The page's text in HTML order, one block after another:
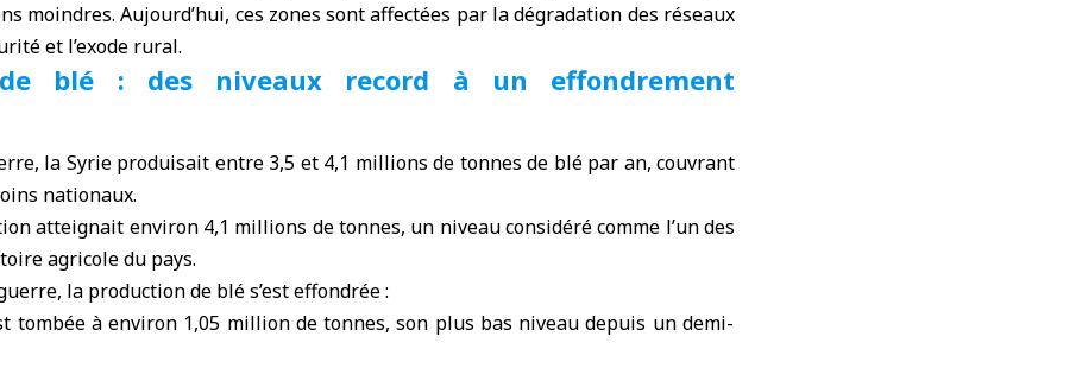
moindres. Aujourd’hui, ces zones sont affectées par la dégradation des réseaux
et l’exode rural.
de blé : des niveaux record à un effondrement
, la Syrieproduisait entre 3,5 et 4,1 millions de tonnes de blé par an, couvrant
nationaux.
atteignait environ 4,1 millions de tonnes, un niveau considéré comme l’un des
agricole du pays.
la production de blé s’est effondrée :
tombée à environ 1,05 million de tonnes, son plus bas niveau depuis un demi-